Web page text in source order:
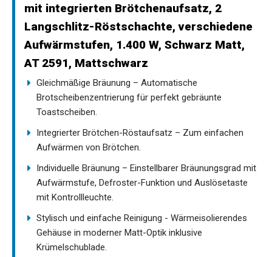
mit integrierten Brötchenaufsatz, 2
Langschlitz-Röstschachte, verschiedene
Aufwärmstufen, 1.400 W, Schwarz Matt,
AT 2591, Mattschwarz
Gleichmäßige Bräunung – Automatische
Brotscheibenzentrierung für perfekt gebräunte
Toastscheiben.
Integrierter Brötchen-Röstaufsatz – Zum einfachen
Aufwärmen von Brötchen.
Individuelle Bräunung – Einstellbarer Bräunungsgrad mit
Aufwärmstufe, Defroster-Funktion und Auslösetaste
mit Kontrollleuchte.
Stylisch und einfache Reinigung - Wärmeisolierendes
Gehäuse in moderner Matt-Optik inklusive
Krümelschublade.